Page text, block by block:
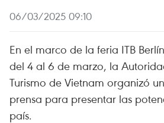
06/03/2025 09:10
En el marco de la feria ITB
del 4 al 6 de marzo, la
Turismo de Vietnam organizó
prensa para presentar las
país.